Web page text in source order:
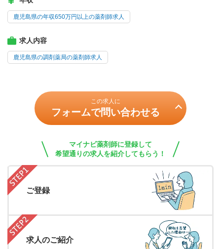
鹿児島県の年収650万円以上の薬剤師求人
求人内容
鹿児島県の調剤薬局の薬剤師求人
この求人に
フォームで問い合わせる
マイナビ薬剤師に登録して
希望通りの求人を紹介してもらう！
ご登録
求人のご紹介